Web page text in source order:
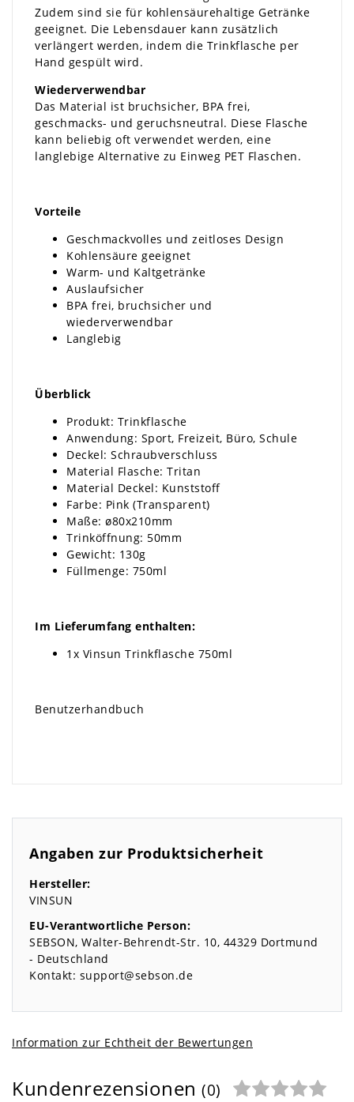
Zudem sind sie für kohlensäurehaltige Getränke
geeignet. Die Lebensdauer kann zusätzlich
verlängert werden, indem die Trinkflasche per
Hand gespült wird.
Wiederverwendbar
Das Material ist bruchsicher, BPA frei,
geschmacks- und geruchsneutral. Diese Flasche
kann beliebig oft verwendet werden, eine
langlebige Alternative zu Einweg PET Flaschen.
Vorteile
Geschmackvolles und zeitloses Design
Kohlensäure geeignet
Warm- und Kaltgetränke
Auslaufsicher
BPA frei, bruchsicher und
wiederverwendbar
Langlebig
Überblick
Produkt: Trinkflasche
Anwendung: Sport, Freizeit, Büro, Schule
Deckel: Schraubverschluss
Material Flasche: Tritan
Material Deckel: Kunststoff
Farbe: Pink (Transparent)
Maße: ø80x210mm
Trinköffnung: 50mm
Gewicht: 130g
Füllmenge: 750ml
Im Lieferumfang enthalten:
1x Vinsun Trinkflasche 750ml
Benutzerhandbuch
Angaben zur Produktsicherheit
Hersteller:
VINSUN
EU-Verantwortliche Person:
SEBSON Walter-Behrendt-Str. 10 44329 Dortmund
Deutschland
Kontakt: support@sebson.de
Information zur Echtheit der Bewertungen
Kundenrezensionen (0)